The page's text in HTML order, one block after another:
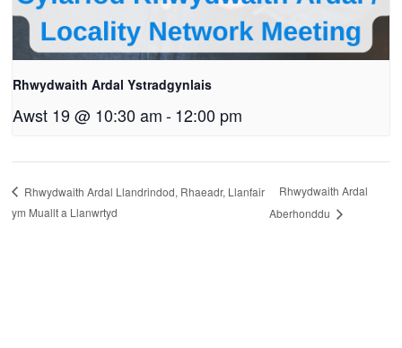
Rhwydwaith Ardal Ystradgynlais
Awst 19 @ 10:30 am -12:00 pm
Rhwydwaith Ardal Llandrindod, Rhaeadr, Llanfair
ym Muallt a Llanwrtyd
Rhwydwaith Ardal
Aberhonddu